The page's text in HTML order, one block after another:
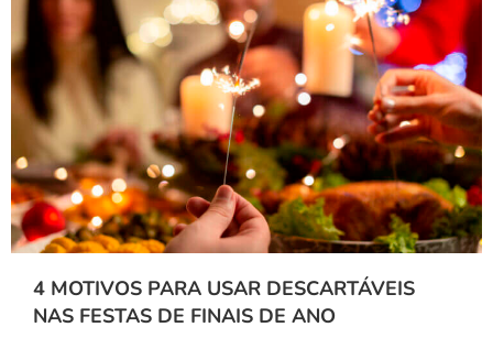
4 MOTIVOS PARA USAR DESCARTÁVEIS
NAS FESTAS DE FINAIS DE ANO